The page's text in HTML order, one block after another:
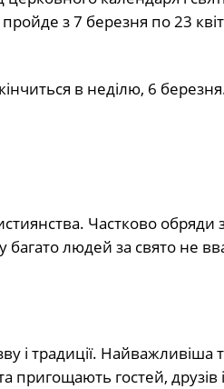
з 7 березня по 23
в неділю, 6
Частково обряди
багато людей за свято не
і традиції. Найважливіша
пригощають гостей, друзів